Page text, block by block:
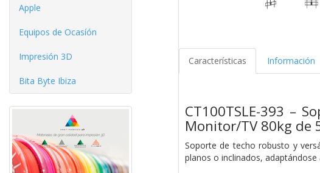
Apple
Equipos de Ocasíón
Impresión 3D
Bita Byte Ibiza
Características Información
CT100TSLE-393 –
Monitor/TV 80kg de
Soporte de techo robusto y
planos o inclinados,